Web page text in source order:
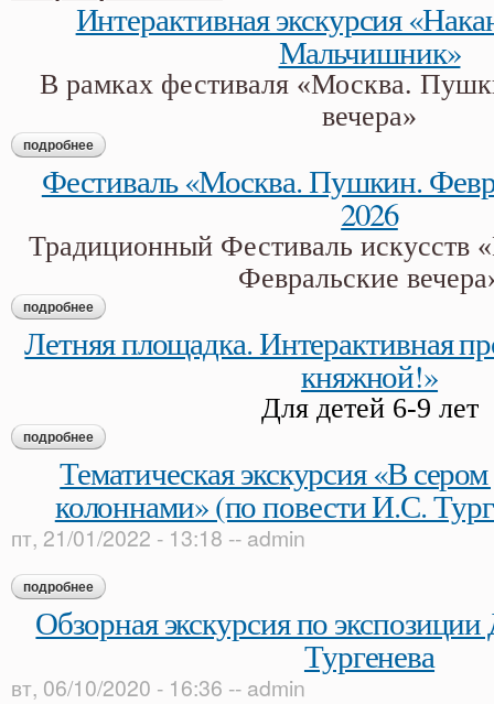
Интерактивная экскурсия
Мальчишник»
В рамках фестиваля «Москва.
вечера»
подробнее о интерактивная экскурсия «накануне свадьбы.
Фестиваль «Москва. Пушкин.
2026
Традиционный Фестиваль
Февральские
подробнее о фестиваль «москва. пушкин. февральские вечера» 2026
Летняя площадка. Интерактивная
княжной!»
Для детей 6-9 лет
подробнее о летняя площадка. интерактивная программа «едем за
Тематическая экскурсия «В
колоннами» (по повести И.С.
пт, 21/01/2022 - 13:18 -- admin
подробнее о тематическая экскурсия «в сером доме с белыми
Обзорная экскурсия по
Тургенева
вт, 06/10/2020 - 16:36 -- admin